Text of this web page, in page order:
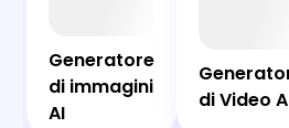
Generatore
di immagini
AI
di Video
Generatore
di immagini
AI
di Video AI